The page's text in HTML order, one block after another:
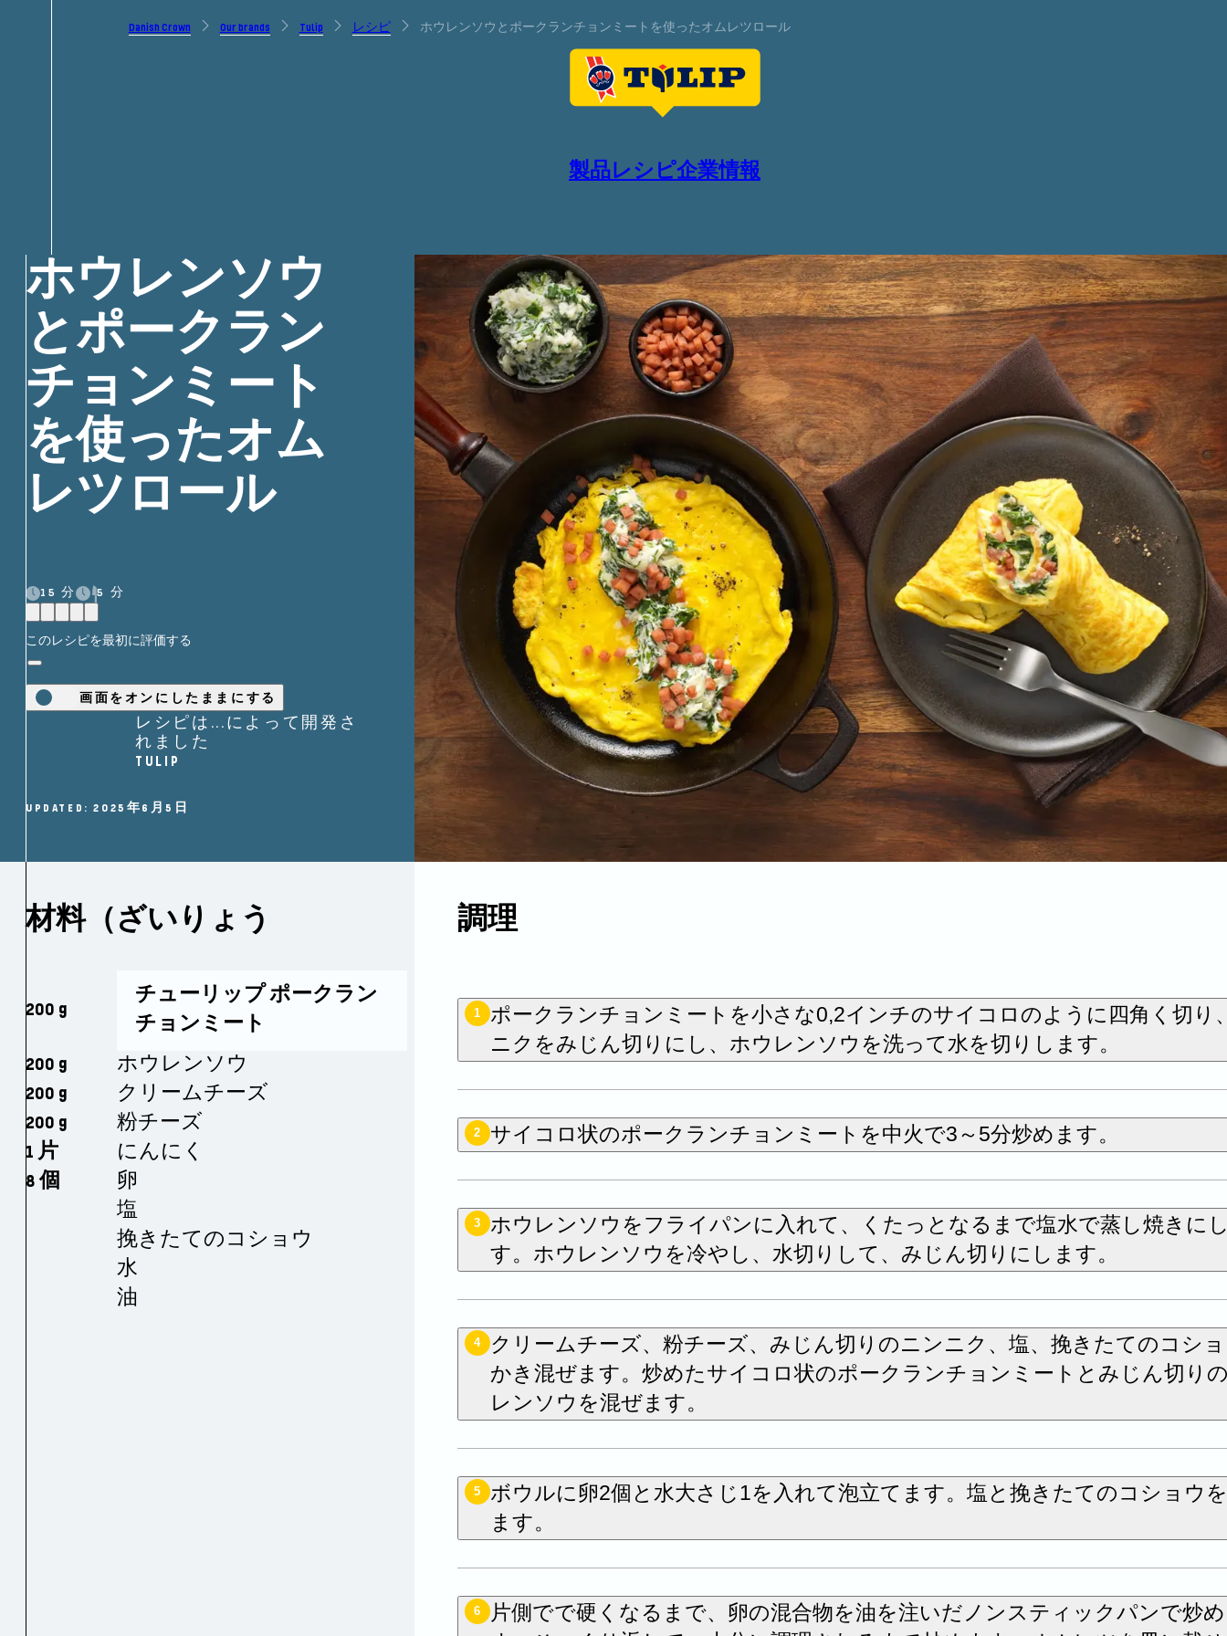
Danish Crown Our brands Tulip レシピ ホウレンソウとポークランチョンミートを使ったオムレツロール
製品レシピ企業情報
ホウレンソウ
とポークラン
チョンミート
を使ったオム
レツロール
15 分 5 分
このレシピを最初に評価する
画面をオンにしたままにする
レシピは...によって開発さ
れました
TULIP
UPDATED: 2025年6月5日
材料（ざいりょう
200 g
チューリップ ポークラン
チョンミート
200 g
ホウレンソウ
200 g
クリームチーズ
200 g
粉チーズ
1 片
にんにく
8 個
卵
塩
挽きたてのコショウ
水
油
調理
1
ポークランチョンミートを小さな0,2インチのサイコロのように四角く切り
ニクをみじん切りにし、ホウレンソウを洗って水を切りします。
2 サイコロ状のポークランチョンミートを中火で3～5分炒めます。
3
ホウレンソウをフライパンに入れて、くたっとなるまで塩水で蒸し焼きに
す。ホウレンソウを冷やし、水切りして、みじん切りにします。
4
クリームチーズ、粉チーズ、みじん切りのニンニク、塩、挽きたてのコシ
かき混ぜます。炒めたサイコロ状のポークランチョンミートとみじん切り
レンソウを混ぜます。
5
ボウルに卵2個と水大さじ1を入れて泡立てます。塩と挽きたてのコショウ
ます。
6
片側でで硬くなるまで、卵の混合物を油を注いだノンスティックパンで炒